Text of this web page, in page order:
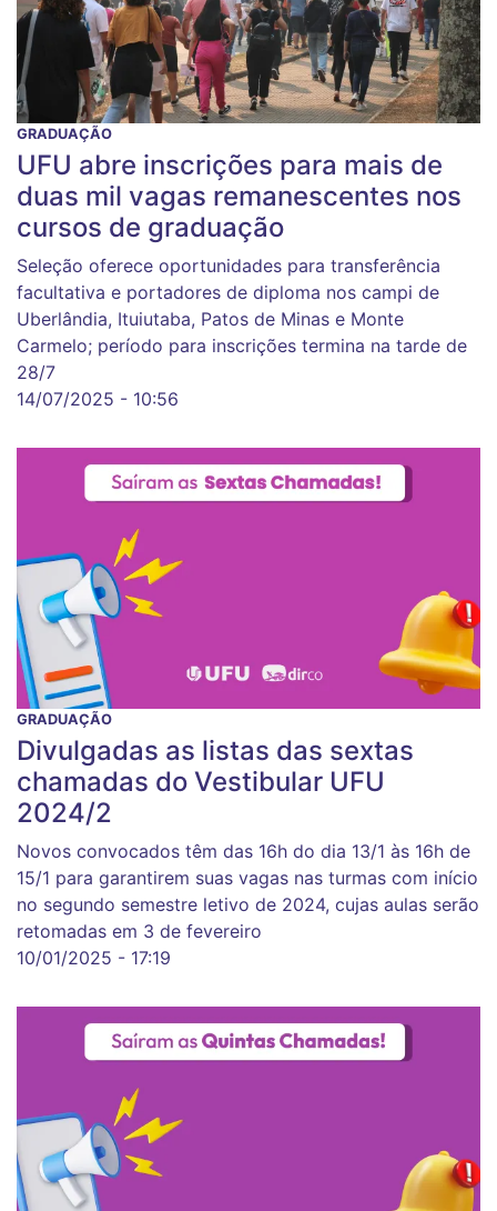
GRADUAÇÃO
UFU abre inscrições para mais de
duas mil vagas remanescentes nos
cursos de graduação
Seleção oferece oportunidades para transferência
facultativa e portadores de diploma nos campi de
Uberlândia, Ituiutaba, Patos de Minas e Monte
Carmelo; período para inscrições termina na tarde de
28/7
14/07/2025 - 10:56
GRADUAÇÃO
Divulgadas as listas das sextas
chamadas do Vestibular UFU
2024/2
Novos convocados têm das 16h do dia 13/1 às 16h de
15/1 para garantirem suas vagas nas turmas com início
no segundo semestre letivo de 2024, cujas aulas serão
retomadas em 3 de fevereiro
10/01/2025 - 17:19